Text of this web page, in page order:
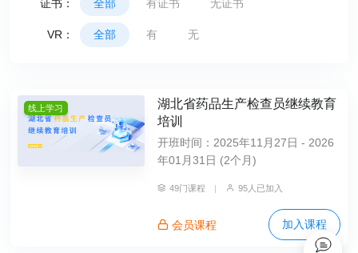
证书： 全部 有证书 无证书
VR： 全部 有 无
线上学习
湖北省药品生产检查员继续教育
培训
开班时间：2025年11月27日 - 2026
年01月31日 (2个月)
49门课程 | 95人已加入
会员课程 加入课程